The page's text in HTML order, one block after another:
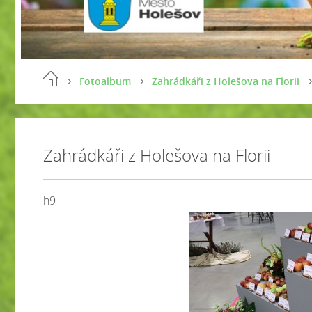
Fotoalbum Zahrádkáři z Holešova na Florii
Zahrádkáři z Holešova na Florii
h9